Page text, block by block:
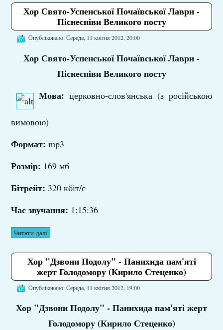
Хор Свято-Успенської Почаївської Лаври -
Піснеспіви Великого посту
Опубліковано: Середа, 11 квітня 2012, 20:00
Хор Свято-Успенської Почаївської Лаври -
Піснеспіви Великого посту
Мова:церковно-слов'янська (з російською
вимовою)
Формат:mp3
Розмір: 169 мб
Бітрейт: 320 кбіт/с
Час звучання: 1:15:36
Читати далі
Хор "Дзвони Подолу" - Панихида пам'яті
жерт Голодомору (Кирило Стеценко)
Опубліковано: Середа, 11 квітня 2012, 19:00
Хор "Дзвони Подолу" - Панихида пам'яті жерт
Голодомору (Кирило Стеценко)